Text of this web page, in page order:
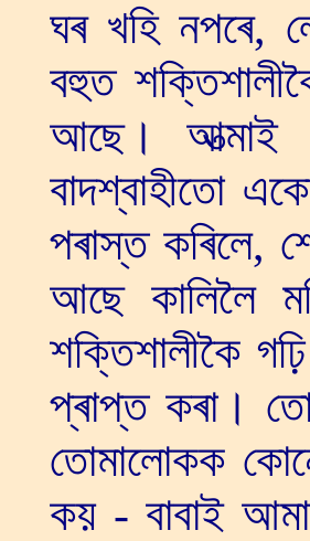
ঘৰ খহি নপৰে,
বহুত
আছে। আত্মাই
বাদশ্বাহীতো
পৰাস্ত কৰিলে,
আছে কালিলৈ
শক্তিশালীকৈ
প্ৰাপ্ত কৰা।
তোমালোকক
কয় - বাবাই